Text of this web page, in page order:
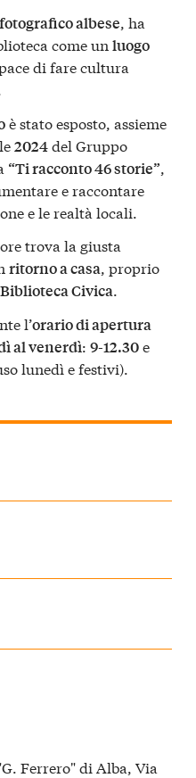
albese, ha
come un luogo
di fare cultura
è stato esposto, assieme
2024del Gruppo
“Ti racconto 46 storie”,
e raccontare
e le realtà locali.
trova la giusta
ritorno a casa, proprio
Biblioteca Civica.
l’orario di apertura
al venerdì: 9-12.30e
lunedì e festivi).
Ferrero" di Alba, Via